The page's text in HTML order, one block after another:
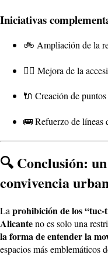
Iniciativas
🚲 Ampliación de la
🚶‍♀️ Mejora de la
🔌 Creación de
🚌 Refuerzo de líneas
🔍 Conclusión:
convivencia
Laprohibición de los “tuc-
Alicanteno es solo una
la forma de entender la
espacios más emblemáticos